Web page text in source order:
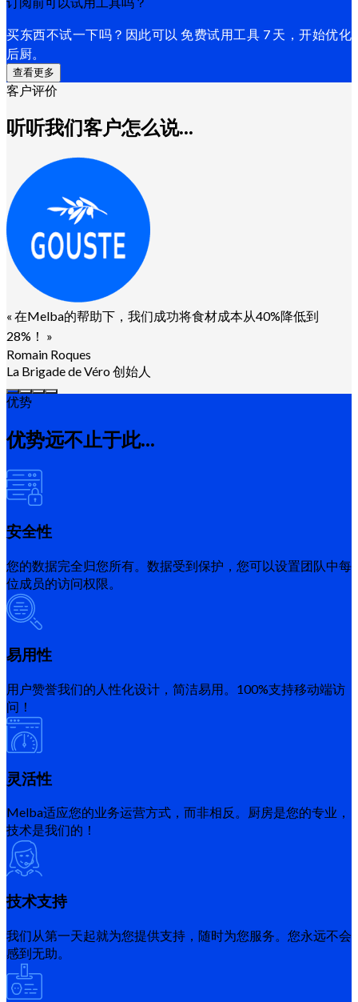
买东西不试一下吗？因此可以 免费试用工具 7 天，开始优化
后厨。
查看更多
客户评价
听听我们客户怎么说...
« 在Melba的帮助下，我们成功将食材成本从40%降低到
28%！ »
Romain Roques
La Brigade de Véro 创始人
优势
优势远不止于此...
安全性
您的数据完全归您所有。数据受到保护，您可以设置团队中每
位成员的访问权限。
易用性
用户赞誉我们的人性化设计，简洁易用。100%支持移动端访
问！
灵活性
Melba适应您的业务运营方式，而非相反。厨房是您的专业，
技术是我们的！
技术支持
我们从第一天起就为您提供支持，随时为您服务。您永远不会
感到无助。